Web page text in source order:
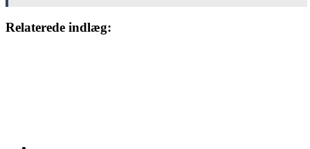
Relaterede indlæg: